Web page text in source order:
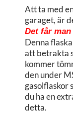
Att ta med
garaget, är
Det får
Denna
att betrakta
kommer
den under
gasolflaskor
du ha en
detta.